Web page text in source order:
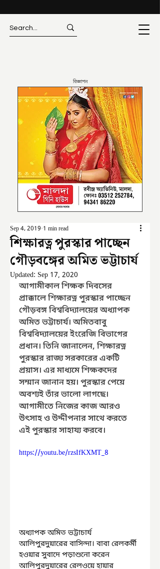
বিজ্ঞাপন
শিক্ষারত্ন পুরস্কার পাচ্ছেন
গৌড়বঙ্গের অমিত ভট্টাচার্য
Sep 4, 2019 1 min read
Updated: Sep 17, 2020
আগামীকাল শিক্ষক দিবসের
প্রাক্কালে শিক্ষারত্ন পুরস্কার পাচ্ছেন
গৌড়বঙ্গ বিশ্ববিদ্যালয়ের অধ্যাপক
অমিত ভট্টাচার্য। অমিতবাবু
বিশ্ববিদ্যালয়ের ইংরেজি বিভাগের
প্রধান। তিনি জানালেন, শিক্ষারত্ন
পুরস্কার রাজ্য সরকারের একটি
প্রয়াস। এর মাধ্যমে শিক্ষকদের
সম্মান জানান হয়। পুরস্কার পেয়ে
অবশ্যই তাঁর ভালো লাগছে।
আগামীতে নিজের কাজ আরও
উৎসাহ ও উদ্দীপনার সাথে করতে
এই পুরস্কার সাহায্য করবে।
https://youtu.be/rzsIfKXMT_8
অধ্যাপক অমিত ভট্টাচার্য
আলিপুরদুয়ারের বাসিন্দা। বাবা রেলকর্মী
হওয়ার সুবাদে পড়াশুনো করেন
আলিপুরদুয়ারের রেলওয়ে হায়ার